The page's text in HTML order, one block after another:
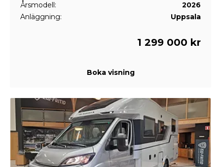
Årsmodell:
2026
Anläggning:
Uppsala
1 299 000 kr
Boka visning